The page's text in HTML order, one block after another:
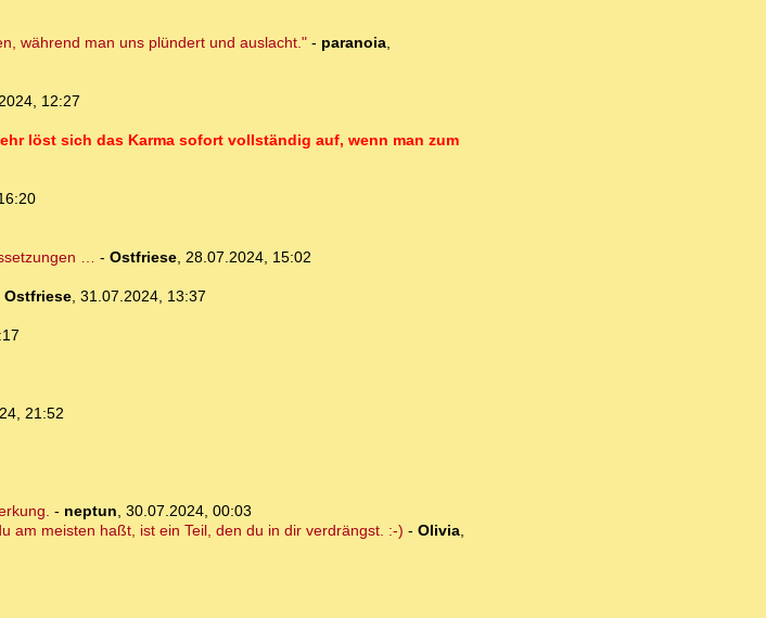
während man uns plündert und auslacht."- paranoia,
12:27
löst sich das Karma sofort vollständig auf, wenn man zum
… - Ostfriese, 28.07.2024, 15:02
Ostfriese, 31.07.2024, 13:37
21:52
- neptun, 30.07.2024, 00:03
am meisten haßt, ist ein Teil, den du in dir verdrängst. :-) - Olivia,